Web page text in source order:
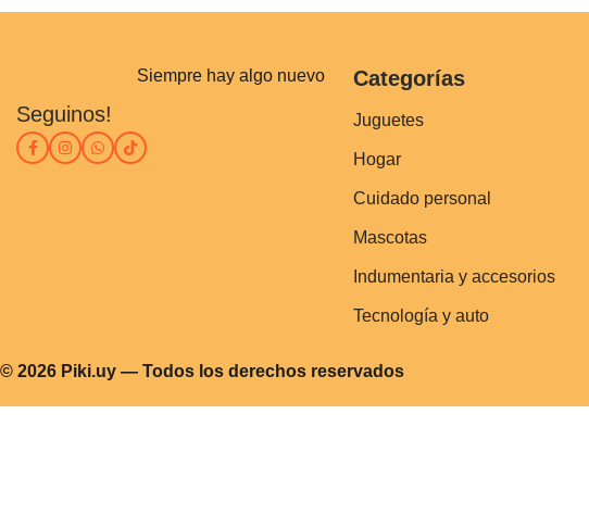
Siempre hay algo nuevo
Seguinos!
Categorías
Juguetes
Hogar
Cuidado personal
Mascotas
Indumentaria y accesorios
Tecnología y auto
© 2026 Piki.uy — Todos los derechos reservados